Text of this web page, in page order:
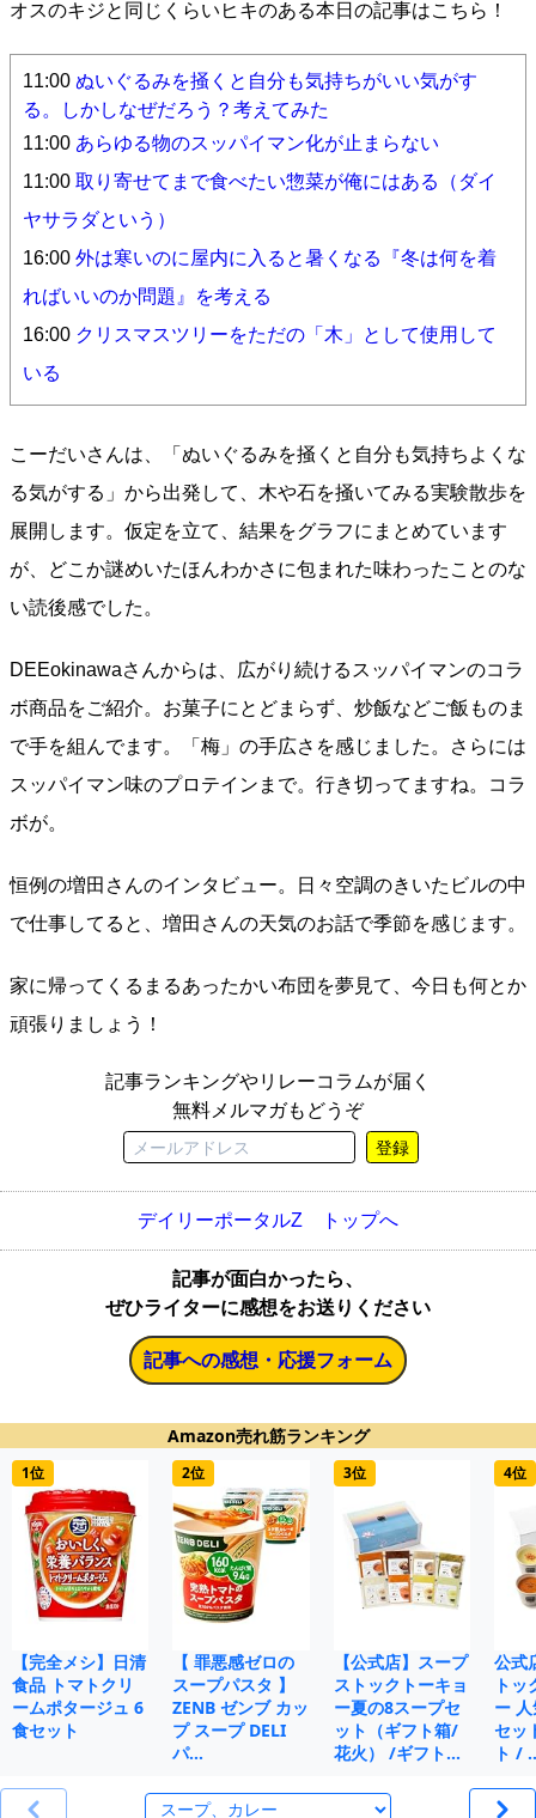
オスのキジと同じくらいヒキのある本日の記事はこちら！
11:00 ぬいぐるみを掻くと自分も気持ちがいい気がす
る。しかしなぜだろう？考えてみた
11:00 あらゆる物のスッパイマン化が止まらない
11:00 取り寄せてまで食べたい惣菜が俺にはある（ダイ
ヤサラダという）
16:00 外は寒いのに屋内に入ると暑くなる『冬は何を着
ればいいのか問題』を考える
16:00 クリスマスツリーをただの「木」として使用して
いる
こーだいさんは、「ぬいぐるみを掻くと自分も気持ちよくな
る気がする」から出発して、木や石を掻いてみる実験散歩を
展開します。仮定を立て、結果をグラフにまとめています
が、どこか謎めいたほんわかさに包まれた味わったことのな
い読後感でした。
DEEokinawaさんからは、広がり続けるスッパイマンのコラ
ボ商品をご紹介。お菓子にとどまらず、炒飯などご飯ものま
で手を組んでます。「梅」の手広さを感じました。さらには
スッパイマン味のプロテインまで。行き切ってますね。コラ
ボが。
恒例の増田さんのインタビュー。日々空調のきいたビルの中
で仕事してると、増田さんの天気のお話で季節を感じます。
家に帰ってくるまるあったかい布団を夢見て、今日も何とか
頑張りましょう！
記事ランキングやリレーコラムが届く
無料メルマガもどうぞ
登録
デイリーポータルZ トップへ
記事が面白かったら、
ぜひライターに感想をお送りください
記事への感想・応援フォーム
Amazon売れ筋ランキング
1位
【完全メシ】日清
食品 トマトクリ
ームポタージュ 6
食セット
2位
【 罪悪感ゼロの
スープパスタ 】
ZENB ゼンブ カッ
プ スープ DELI
パ…
3位
【公式店】スープ
ストックトーキョ
ー夏の8スープセ
ット（ギフト箱/
花火） /ギフト…
4位
公式
ト
ー
セッ
ト /